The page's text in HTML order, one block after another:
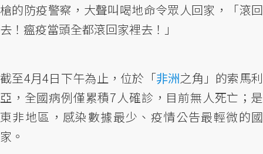
槍的防疫警察，大聲叫喝地命令眾人回家，「滾回
去！瘟疫當頭全都滾回家裡去！」
截至4月4日下午為止，位於「非洲之角」的索馬利
亞，全國病例僅累積7人確診，目前無人死亡；是
東非地區，感染數據最少、疫情公告最輕微的國
家。